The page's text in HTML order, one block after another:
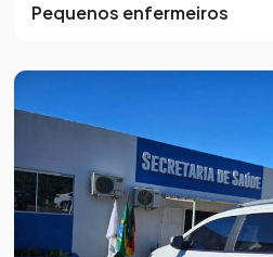
Pequenos enfermeiros